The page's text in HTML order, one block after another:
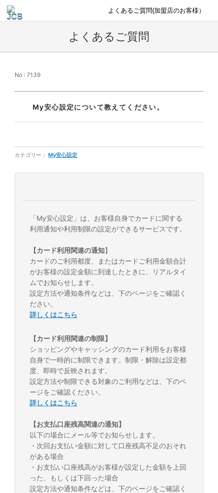
よくあるご質問(加盟店のお客様）
よくあるご質問
No : 7139
My安心設定について教えてください。
カテゴリー： My安心設定
「My安心設定」は、お客様自身でカードに関する
利用通知や利用制限の設定ができるサービスです。
【カード利用関連の通知】
カードのご利用都度、またはカードご利用金額合計
がお客様の設定金額に到達したときに、リアルタイ
ムでお知らせします。
設定方法や通知条件などは、下のページをご確認く
ださい。
詳しくはこちら
【カード利用関連の制限】
ショッピングやキャッシングのカード利用をお客様
自身で一時的に制限できます。制限・解除は設定都
度、即時で反映されます。
設定方法や制限できる対象のご利用などは、下のペ
ージをご確認ください。
詳しくはこちら
【お支払口座残高関連の通知】
以下の場合にメール等でお知らせします。
・次回お支払い金額に対して口座残高不足のおそれ
がある場合
・お支払い口座残高がお客様が設定した金額を上回
った、もしくは下回った場合
設定方法や通知条件などは、下のページをご確認く